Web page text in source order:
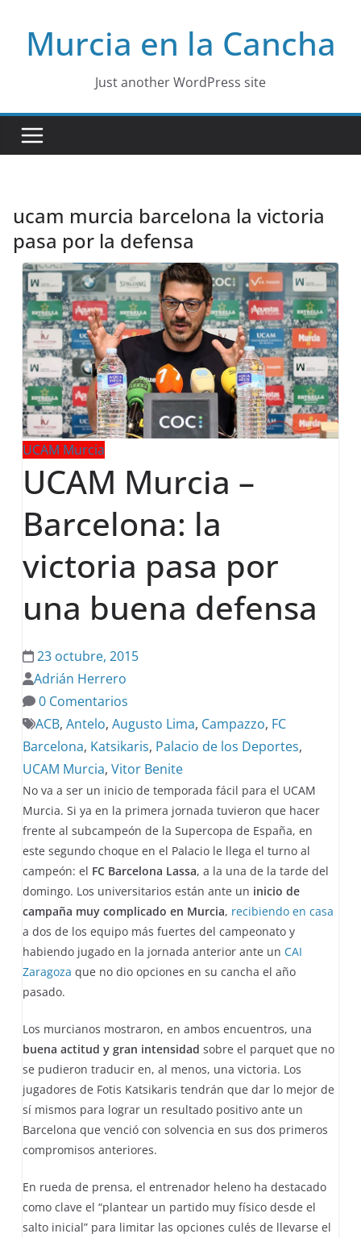
contentMurcia en la Cancha
Just another WordPress site
ucam murcia barcelona la victoria
pasa por la defensa
UCAM Murcia
UCAM Murcia –
Barcelona: la
victoria pasa por
una buena defensa
23 octubre, 2015
Adrián Herrero
0 Comentarios
ACB,Antelo,Augusto Lima, Campazzo, FC
Barcelona, Katsikaris, Palacio de los Deportes,
UCAM Murcia,Vitor Benite
No va a ser un inicio de temporada fácil para el UCAM
Murcia. Si ya en la primera jornada tuvieron que hacer
frente al subcampeón de la Supercopa de España, en
este segundo choque en el Palacio le llega el turno al
campeón: el FC Barcelona Lassa, a la una de la tarde del
domingo. Los universitarios están ante un inicio de
campaña muy complicado en Murcia, recibiendo en casa
a dos de los equipo más fuertes del campeonato y
habiendo jugado en la jornada anterior ante unCAI
Zaragoza que no dio opciones en su cancha el año
pasado.
Los murcianos mostraron, en ambos encuentros, una
buena actitud y gran intensidad sobre el parquet que no
se pudieron traducir en, al menos, una victoria. Los
jugadores de Fotis Katsikaris tendrán que dar lo mejor de
sí mismos para lograr un resultado positivo ante un
Barcelona que venció con solvencia en sus dos primeros
compromisos anteriores.
En rueda de prensa, el entrenador heleno ha destacado
como clave el “plantear un partido muy físico desde el
salto inicial” para limitar las opciones culés de llevarse el